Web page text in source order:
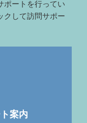
ートを行ってい
クして訪問サポー
案内